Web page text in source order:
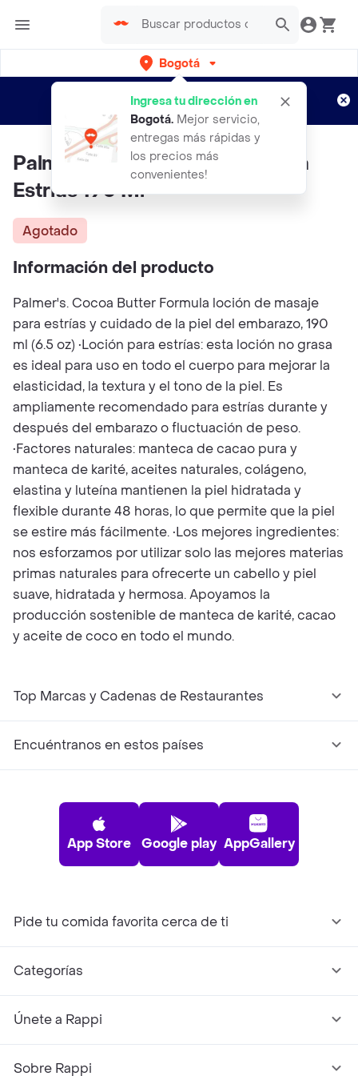
Bogotá
Ingresa tu dirección en
Bogotá. Mejor servicio,
entregas más rápidas y
los precios más
convenientes!
envíos gratis por semanas
Aplican TyC
Palmers Locion De Masaje Para
Estrias 190 Ml
Agotado
Información del producto
Palmer's. Cocoa Butter Formula loción de masaje
para estrías y cuidado de la piel del embarazo, 190
ml (6.5 oz) •Loción para estrías: esta loción no grasa
es ideal para uso en todo el cuerpo para mejorar la
elasticidad, la textura y el tono de la piel. Es
ampliamente recomendado para estrías durante y
después del embarazo o fluctuación de peso.
•Factores naturales: manteca de cacao pura y
manteca de karité, aceites naturales, colágeno,
elastina y luteína mantienen la piel hidratada y
flexible durante 48 horas, lo que permite que la piel
se estire más fácilmente. •Los mejores ingredientes:
nos esforzamos por utilizar solo las mejores materias
primas naturales para ofrecerte un cabello y piel
suave, hidratada y hermosa. Apoyamos la
producción sostenible de manteca de karité, cacao
y aceite de coco en todo el mundo.
Top Marcas y Cadenas de Restaurantes
Encuéntranos en estos países
App Store Google play AppGallery
Pide tu comida favorita cerca de ti
Categorías
Únete a Rappi
Sobre Rappi